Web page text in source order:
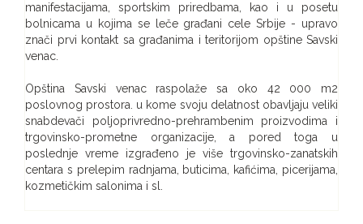
manifestacijama, sportskim priredbama, kao i u posetu
bolnicama u kojima se leče građani cele Srbije - upravo
znači prvi kontakt sa građanima i teritorijom opštine Savski
venac.
Opština Savski venac raspolaže sa oko 42 000 m2
poslovnog prostora. u kome svoju delatnost obavljaju veliki
snabdevači poljoprivredno-prehrambenim proizvodima i
trgovinsko-prometne organizacije, a pored toga u
poslednje vreme izgrađeno je više trgovinsko-zanatskih
centara s prelepim radnjama, buticima, kafićima, picerijama,
kozmetičkim salonima i sl.